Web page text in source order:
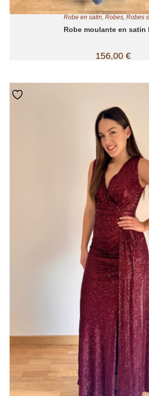
Robe en satin, Robes, Robes
Robe moulante en satin
156,00 €